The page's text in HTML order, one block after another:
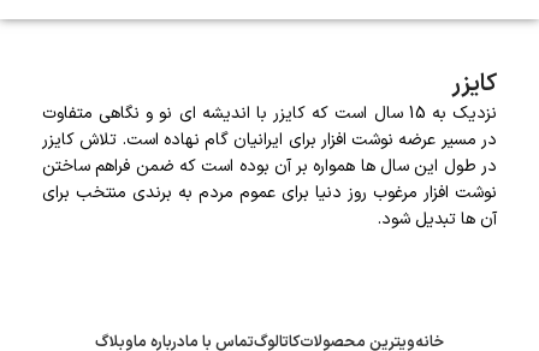
کایزر
نزدیک به 15 سال است که کایزر با اندیشه ای نو و نگاهی متفاوت
در مسیر عرضه نوشت افزار برای ایرانیان گام نهاده است. تلاش کایزر
در طول این سال ها همواره بر آن بوده است که ضمن فراهم ساختن
نوشت افزار مرغوب روز دنیا برای عموم مردم به برندی منتخب برای
آن ها تبدیل شود.
خانهویترین محصولاتکاتالوگتماس با مادرباره ماوبلاگ